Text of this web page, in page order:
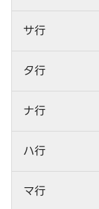
サ行
タ行
ナ行
ハ行
マ行